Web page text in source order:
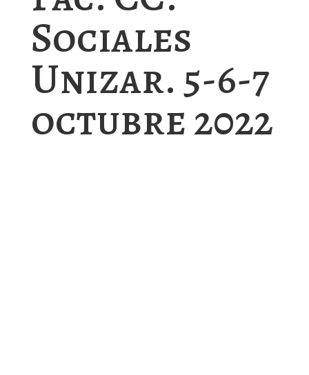
Sociales
Unizar. 5-6-7
octubre 2022